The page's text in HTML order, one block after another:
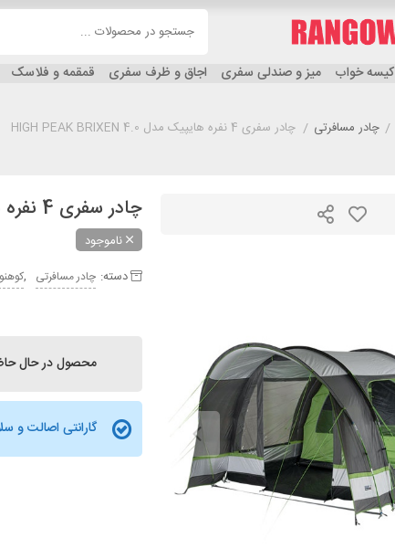
کیسه خواب میز و صندلی سفری اجاق و ظرف سفری قمقمه و فلاسک
/ چادر مسافرتی / چادر سفری 4 نفره هایپیک مدل HIGH PEAK BRIXEN 4.0
چادر سفری 4 نفره هایپیک مدل HIGH PEAK BRIXEN 4.0
ناموجود
دسته: چادر مسافرتی ,
محصول در حال
گارانتی اصالت و